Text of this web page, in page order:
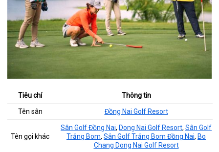
Tiêu chí Thông tin
Tên sân Đồng Nai Golf Resort
Tên gọi khác
Sân Golf Đồng Nai, Dong Nai Golf Resort, Sân Golf
Trảng Bom, Sân Golf Trảng Bom Đồng Nai, Bo
Chang Dong Nai Golf Resort